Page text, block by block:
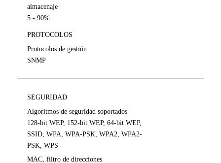
almacenaje
5 - 90%
PROTOCOLOS
Protocolos de gestión
SNMP
SEGURIDAD
Algoritmos de seguridad soportados
128-bit WEP, 152-bit WEP, 64-bit WEP,
SSID, WPA, WPA-PSK, WPA2, WPA2-
PSK, WPS
MAC, filtro de direcciones